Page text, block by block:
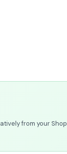
from your